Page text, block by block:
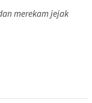
merekam jejak